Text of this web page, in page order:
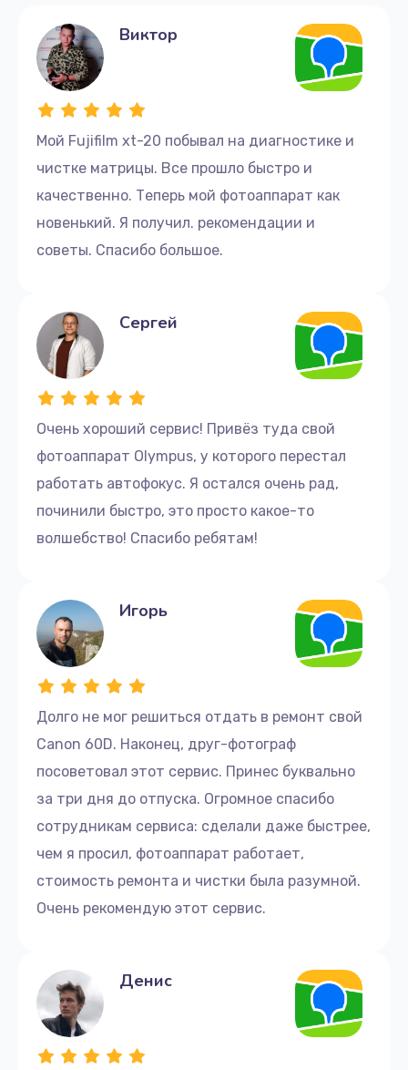
Мой Fujifilm xt-20 побывал на диагностике и
чистке матрицы. Все прошло быстро и
качественно. Теперь мой фотоаппарат как
новенький. Я получил. рекомендации и
советы. Спасибо большое.
Виктор
Очень хороший сервис! Привёз туда свой
фотоаппарат Olympus, у которого перестал
работать автофокус. Я остался очень рад,
починили быстро, это просто какое-то
волшебство! Спасибо ребятам!
Сергей
Долго не мог решиться отдать в ремонт свой
Canon 60D. Наконец, друг-фотограф
посоветовал этот сервис. Принес буквально
за три дня до отпуска. Огромное спасибо
сотрудникам сервиса: сделали даже быстрее,
чем я просил, фотоаппарат работает,
стоимость ремонта и чистки была разумной.
Очень рекомендую этот сервис.
Игорь
Денис